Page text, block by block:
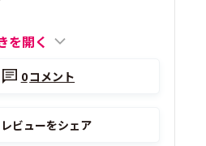
を開く
0コメント
レビューをシェア